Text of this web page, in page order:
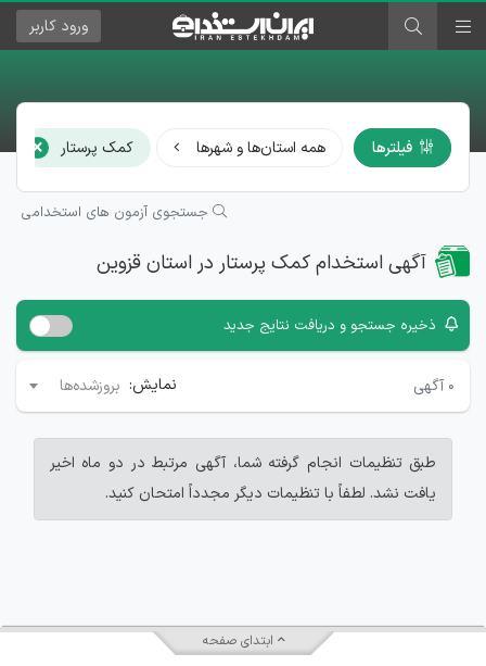
ورود کاربر
فیلترها همه استان‌ها و شهرها کمک پرستار ×
جستجوی آزمون های استخدامی
آگهی استخدام کمک پرستار در استان قزوین
ذخیره جستجو و دریافت نتایج جدید
۰ آگهی نمایش: بروزشده‌ها
طبق تنظیمات انجام گرفته شما، آگهی مرتبط در دو ماه اخیر
یافت نشد. لطفاً با تنظیمات دیگر مجدداً امتحان کنید.
ابتدای صفحه